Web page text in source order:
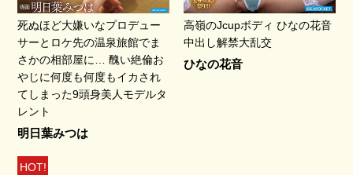
死ぬほど大嫌いなプロデュー
サーとロケ先の温泉旅館でま
さかの相部屋に… 醜い絶倫お
やじに何度も何度もイカされ
てしまった9頭身美人モデルタ
レント
明日葉みつは
高嶺のJcupボディ ひなの花音
中出し解禁大乱交
ひなの花音
HOT!